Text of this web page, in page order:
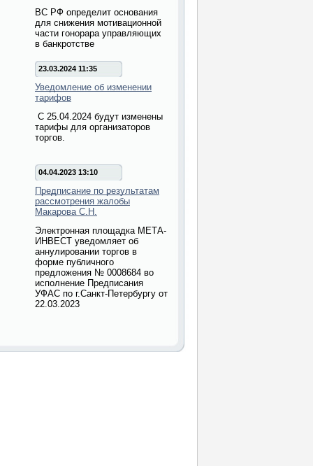
ВС РФ определит основания
для снижения мотивационной
части гонорара управляющих
в банкротстве
23.03.2024 11:35
Уведомление об изменении
тарифов
С 25.04.2024 будут изменены
тарифы для организаторов
торгов.
04.04.2023 13:10
Предписание по результатам
рассмотрения жалобы
Макарова С.Н.
Электронная площадка МЕТА-
ИНВЕСТ уведомляет об
аннулировании торгов в
форме публичного
предложения № 0008684 во
исполнение Предписания
УФАС по г.Санкт-Петербургу от
22.03.2023